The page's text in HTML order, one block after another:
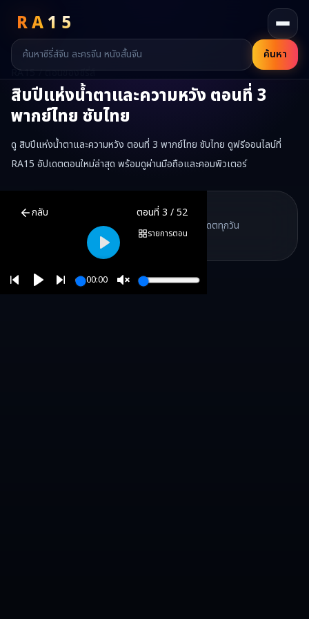
RA15
ค้นหา
RA15 / ตอนของซีรี่ส์
สิบปีแห่งน้ำตาและความหวัง ตอนที่ 3
พากย์ไทย ซับไทย
ดู สิบปีแห่งน้ำตาและความหวัง ตอนที่ 3 พากย์ไทย ซับไทย ดูฟรีออนไลน์ที่
RA15 อัปเดตตอนใหม่ล่าสุด พร้อมดูผ่านมือถือและคอมพิวเตอร์
กลับ ตอนที่ 3 /52
รายการตอน
00:00
Play
พากย์ไทย ซับไทย ดูฟรีออนไลน์ —
RA15 เป็นเว็บไซต์ดูซีรี่ส์จีนออนไลน์ฟรี ที่รวบรวมหนังจีน ละครจีน มิ
RA15 Drama
RA15 Drama
รวมซีรี่ส์จีน ละครสั้น หนังแนวตั้ง พากย์ไทย อัปเดตทุกวัน
RA15 Drama